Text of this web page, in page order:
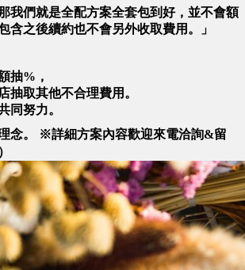
我們就是全配方案全套包到好，並不會額
含之後續約也不會另外收取費用。」
抽%，
抽取其他不合理費用。
同努力。
念。
※詳細方案內容歡迎來電洽詢&留